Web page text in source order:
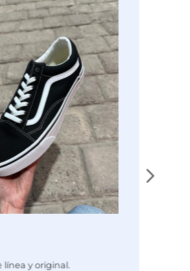
y original.